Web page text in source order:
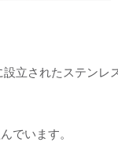
立されたステンレ
でいます。